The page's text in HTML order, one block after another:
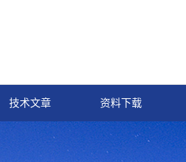
技术文章 资料下载